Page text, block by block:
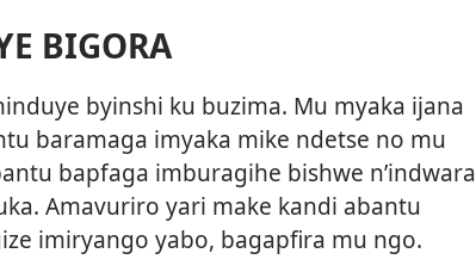
BIGORA
byinshi ku buzima. Mu myaka ijana
baramaga imyaka mike ndetse no mu
bapfaga imburagihe bishwe n’indwara
Amavuriro yari make kandi abantu
imiryango yabo, bagapfira mu ngo.